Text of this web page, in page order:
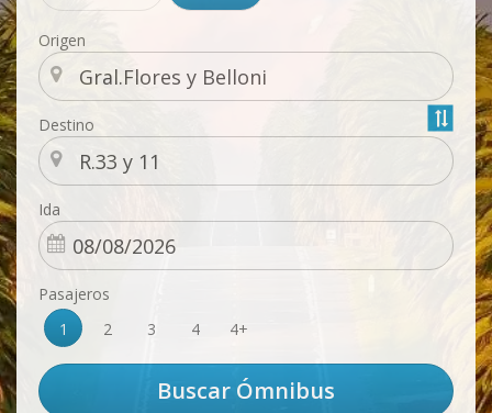
Origen
Destino
Ida
Pasajeros
1
2 3 4 4+